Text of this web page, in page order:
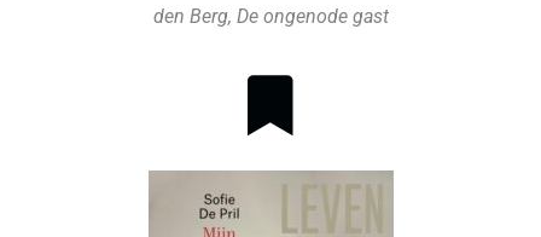
den Berg, De ongenode gast